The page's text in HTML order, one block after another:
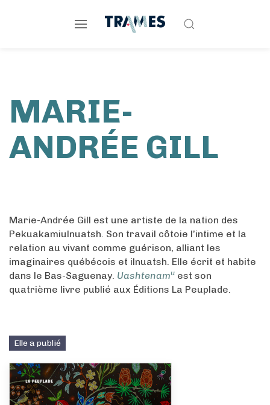
MARIE-
ANDRÉE GILL
Marie-Andrée Gill est une artiste de la nation des
Pekuakamiulnuatsh. Son travail côtoie l’intime et la
relation au vivant comme guérison, alliant les
imaginaires québécois et ilnuatsh. Elle écrit et habite
dans le Bas-Saguenay. Uashtenamu est son
quatrième livre publié aux Éditions La Peuplade.
Elle a publié